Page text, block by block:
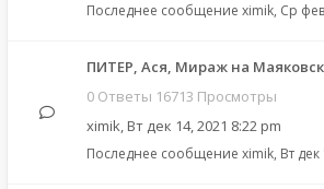
Последнее сообщение ximik, Ср
ПИТЕР, Ася, Мираж на
0 Ответы 16713 Просмотры
ximik, Вт дек 14, 2021 8:22 pm
Последнее сообщение ximik, Вт